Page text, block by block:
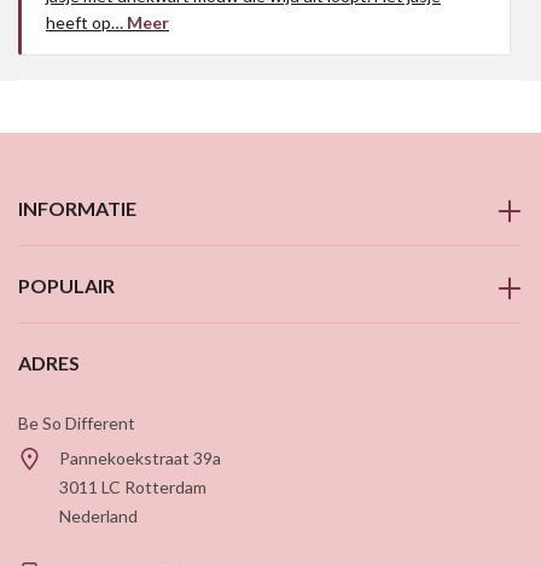
heeft op… Meer
INFORMATIE
POPULAIR
ADRES
Be So Different
Pannekoekstraat 39a
3011 LC Rotterdam
Nederland